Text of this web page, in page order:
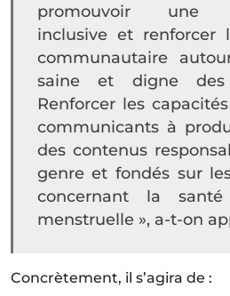
promouvoir une
inclusive et renforcer
communautaire
saine et digne des
Renforcer les
communicants à
des contenus
genre et fondés sur
concernant la
menstruelle », a-t-on
Concrètement, il s’agira de :